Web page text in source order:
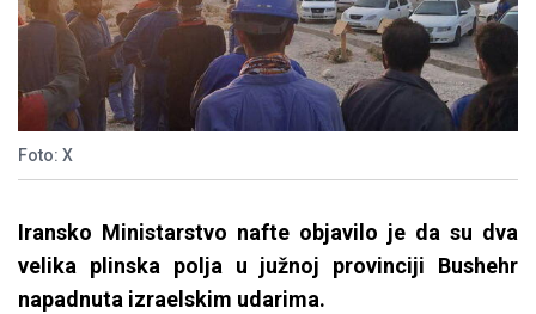
Foto: X
Iransko Ministarstvo nafte objavilo je da su dva
velika plinska polja u južnoj provinciji Bushehr
napadnuta izraelskim udarima.